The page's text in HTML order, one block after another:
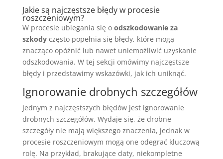
Jakie są najczęstsze błędy w procesie
roszczeniowym?
W procesie ubiegania się o odszkodowanie za
szkodyczęsto popełnia się błędy, które mogą
znacząco opóźnić lub nawet uniemożliwić uzyskanie
odszkodowania. W tej sekcji omówimy najczęstsze
błędy i przedstawimy wskazówki, jak ich uniknąć.
Ignorowanie drobnych szczegółów
Jednym z najczęstszych błędów jest ignorowanie
drobnych szczegółów. Wydaje się, że drobne
szczegóły nie mają większego znaczenia, jednak w
procesie roszczeniowym mogą one odegrać kluczową
rolę. Na przykład, brakujące daty, niekompletne